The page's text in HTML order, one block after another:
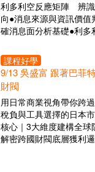
利多利空反應矩陣 辨
向●消息來源與資訊價值
確消息面分析基礎●利多
課程好學
9/13 吳盛富 跟著巴菲
財閥
用日常商業視角帶你跨
稅負與工具選擇的日本
核心｜3大維度建構全
解密跨國財閥底層獲利